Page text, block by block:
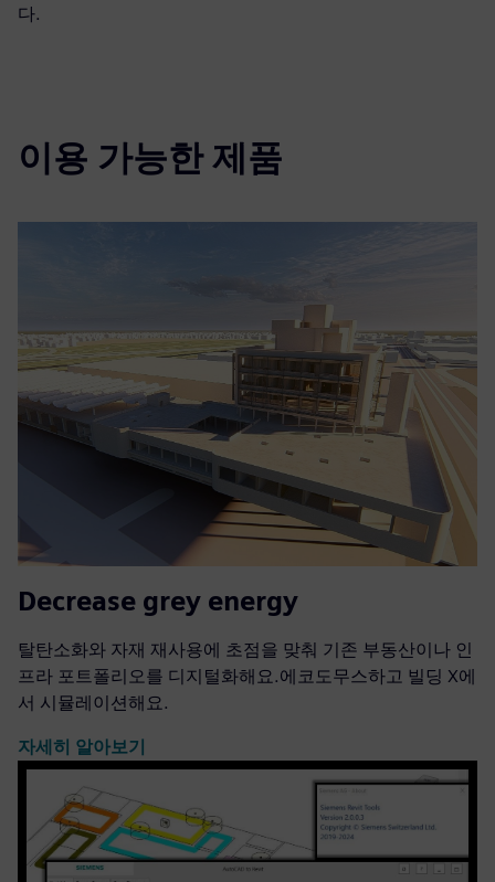
다.
이용 가능한 제품
Decrease grey energy
탈탄소화와 자재 재사용에 초점을 맞춰 기존 부동산이나 인
프라 포트폴리오를 디지털화해요.에코도무스하고 빌딩 X에
서 시뮬레이션해요.
자세히 알아보기